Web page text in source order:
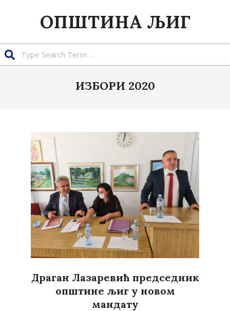
ОПШТИНА ЉИГ
ИЗБОРИ 2020
Драган Лазаревић председник
општине љиг у новом
мандату